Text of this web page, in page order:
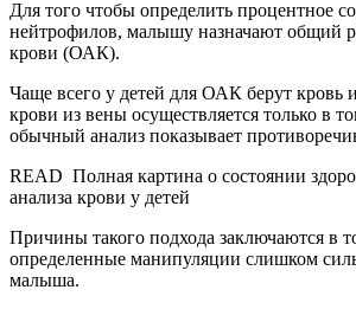
Для того чтобы определить процентное
нейтрофилов, малышу назначают общий
крови (ОАК).
Чаще всего у детей для ОАК берут кровь
крови из вены осуществляется только в
обычный анализ показывает
READ Полная картина о состоянии
анализа крови у детей
Причины такого подхода заключаются в
определенные манипуляции слишком
малыша.